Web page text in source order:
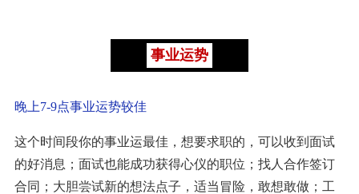
事业运势
晚上7-9点事业运势较佳
这个时间段你的事业运最佳，想要求职的，可以收到面试
的好消息；面试也能成功获得心仪的职位；找人合作签订
合同；大胆尝试新的想法点子，适当冒险，敢想敢做；工